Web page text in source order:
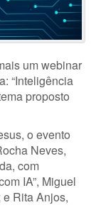
um webinar
“Inteligência
proposto
o evento
Neves,
com
IA”, Miguel
e Rita Anjos,